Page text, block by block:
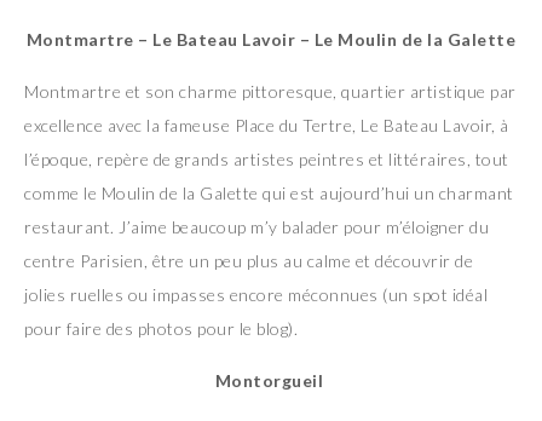
Montmartre – Le Bateau Lavoir – Le Moulin de la Galette
Montmartre et son charme pittoresque, quartier artistique par
excellence avec la fameuse Place du Tertre, Le Bateau Lavoir, à
l’époque, repère de grands artistes peintres et littéraires, tout
comme le Moulin de la Galette qui est aujourd’hui un charmant
restaurant. J’aime beaucoup m’y balader pour m’éloigner du
centre Parisien, être un peu plus au calme et découvrir de
jolies ruelles ou impasses encore méconnues (un spot idéal
pour faire des photos pour le blog).
Montorgueil